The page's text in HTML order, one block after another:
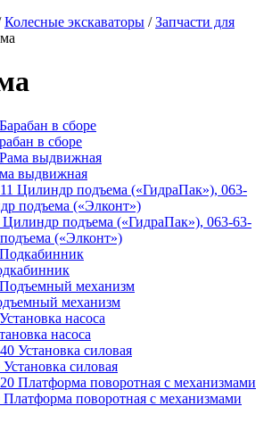
Колесные экскаваторы /Запчасти для
в сборе
выдвижная
Цилиндр подъема («ГидраПак»), 063-63-
(«Элконт»)
механизм
насоса
силовая
поворотная с механизмами